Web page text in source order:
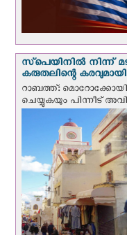
സ്‌പെയിനില്‍ നിന്ന്
കരുതലിന്റെ
റാബത്ത്:
ചെയ്യുകയും പിന്നീട്